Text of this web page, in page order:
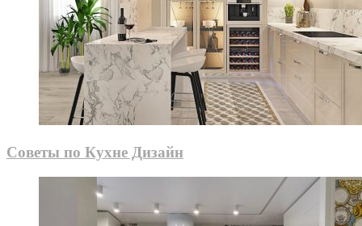
Советы по Кухне Дизайн